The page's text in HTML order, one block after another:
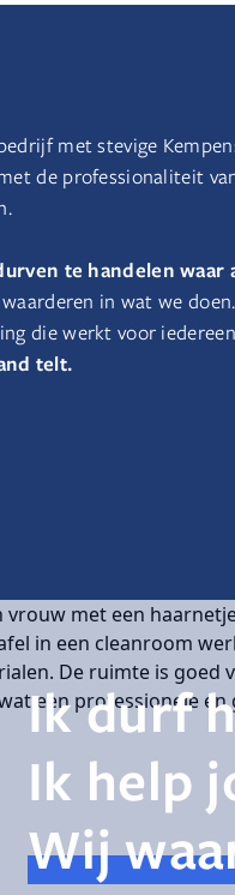
met stevige
de professionaliteit
te handelen waar
in wat we
die werkt voor
telt.
Ik durf
Ik help
Wij